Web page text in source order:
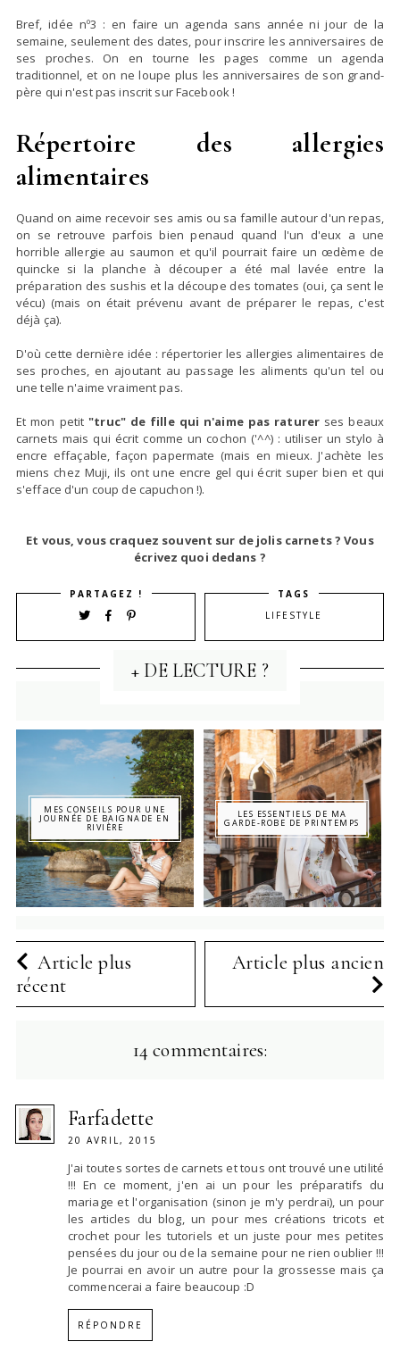
Bref, idée nº3 : en faire un agenda sans année ni jour de la
semaine, seulement des dates, pour inscrire les anniversaires de
ses proches. On en tourne les pages comme un agenda
traditionnel, et on ne loupe plus les anniversaires de son grand-
père qui n'est pas inscrit sur Facebook !
Répertoire des allergies
alimentaires
Quand on aime recevoir ses amis ou sa famille autour d'un repas,
on se retrouve parfois bien penaud quand l'un d'eux a une
horrible allergie au saumon et qu'il pourrait faire un œdème de
quincke si la planche à découper a été mal lavée entre la
préparation des sushis et la découpe des tomates (oui, ça sent le
vécu) (mais on était prévenu avant de préparer le repas, c'est
déjà ça).
D'où cette dernière idée : répertorier les allergies alimentaires de
ses proches, en ajoutant au passage les aliments qu'un tel ou
une telle n'aime vraiment pas.
Et mon petit "truc" de fille qui n'aime pas raturer ses beaux
carnets mais qui écrit comme un cochon ('^^) : utiliser un stylo à
encre effaçable, façon papermate (mais en mieux. J'achète les
miens chez Muji, ils ont une encre gel qui écrit super bien et qui
s'efface d'un coup de capuchon !).
Et vous, vous craquez souvent sur de jolis carnets ? Vous
écrivez quoi dedans ?
PARTAGEZ !
TAGS
LIFESTYLE
+ DE LECTURE ?
MES CONSEILS POUR UNE
JOURNÉE DE BAIGNADE EN
RIVIÈRE
LES ESSENTIELS DE MA
GARDE-ROBE DE PRINTEMPS
Article plus
récent
Article plus ancien
14 commentaires:
Farfadette
20 AVRIL, 2015
J'ai toutes sortes de carnets et tous ont trouvé une utilité
!!! En ce moment, j'en ai un pour les préparatifs du
mariage et l'organisation (sinon je m'y perdrai), un pour
les articles du blog, un pour mes créations tricots et
crochet pour les tutoriels et un juste pour mes petites
pensées du jour ou de la semaine pour ne rien oublier !!!
Je pourrai en avoir un autre pour la grossesse mais ça
commencerai a faire beaucoup :D
RÉPONDRE